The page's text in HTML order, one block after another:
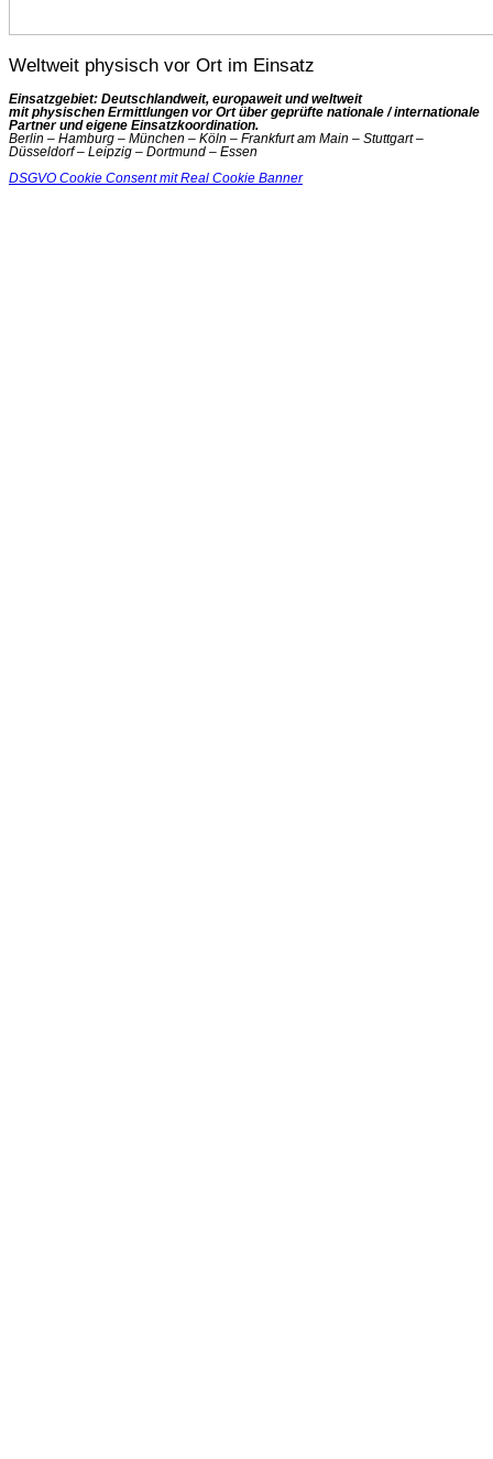
Weltweit physisch vor Ort im Einsatz
Einsatzgebiet: Deutschlandweit, europaweit und weltweit
mit physischen Ermittlungen vor Ort über geprüfte nationale / internationale
Partner und eigene Einsatzkoordination.
Berlin – Hamburg – München – Köln – Frankfurt am Main – Stuttgart –
Düsseldorf – Leipzig – Dortmund – Essen
DSGVO Cookie Consent mit Real Cookie Banner